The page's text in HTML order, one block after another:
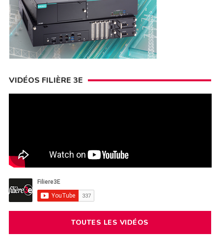
VIDÉOS FILIÈRE 3E
TOUTES LES VIDÉOS